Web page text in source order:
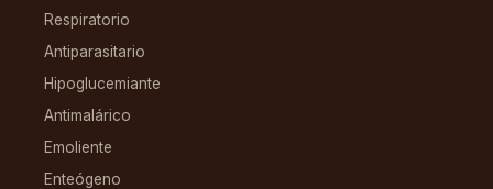
Respiratorio
Antiparasitario
Hipoglucemiante
Antimalárico
Emoliente
Enteógeno